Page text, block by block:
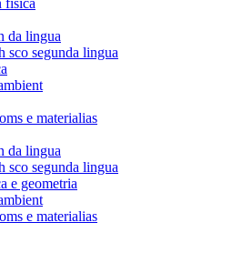
fisica
da lingua
sco segunda lingua
e materialias
da lingua
sco segunda lingua
e geometria
e materialias